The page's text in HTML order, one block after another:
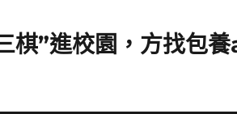
棋”進校園，方找包